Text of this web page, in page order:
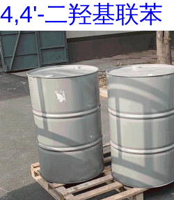
4,4'-二羟基联苯